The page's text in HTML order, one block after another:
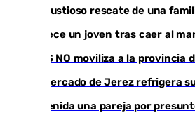
Angustioso rescate de una
Fallece un joven tras caer al
CIES NO moviliza a la
El mercado de Jerez refrigera
Detenida una pareja por